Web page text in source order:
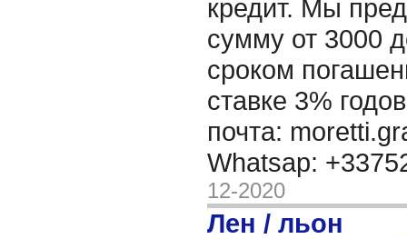
кредит. Мы
сумму от 3000
сроком
ставке 3%
почта:
Whatsap:
12-2020
Лен / льон